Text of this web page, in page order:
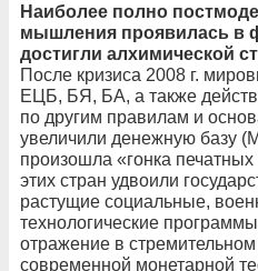
Наиболее полно
мышления проявилась в
достигли алхимической
После кризиса 2008 г.
ЕЦБ, БЯ, БА, а также
по другим правилам и
увеличили денежную базу
произошла «гонка
этих стран удвоили
растущие социальные,
технологические
отражение в
современной монетарной